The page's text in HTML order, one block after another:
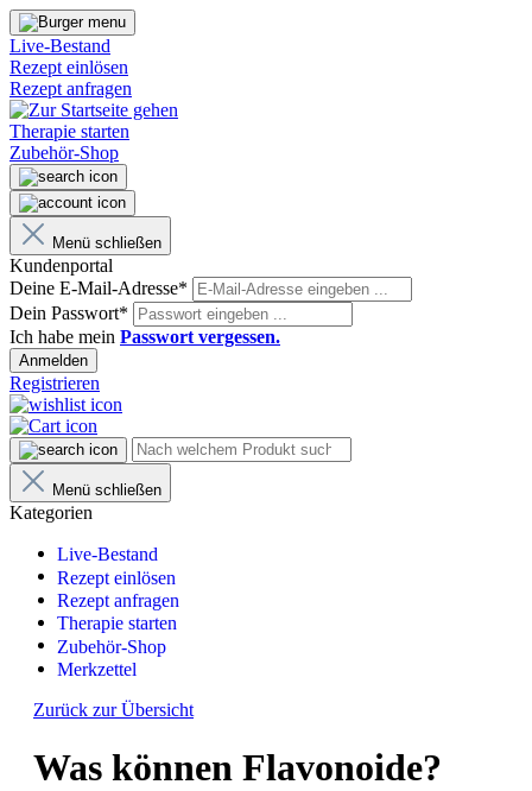
Live-Bestand
Rezept einlösen
Rezept anfragen
Therapie starten
Zubehör-Shop
Menü schließen
Kundenportal
Deine E-Mail-Adresse*
Dein Passwort*
Ich habe mein Passwort vergessen.
Anmelden
Registrieren
Menü schließen
Kategorien
Live-Bestand
Rezept einlösen
Rezept anfragen
Therapie starten
Zubehör-Shop
Merkzettel
Zurück zur Übersicht
Was können Flavonoide?